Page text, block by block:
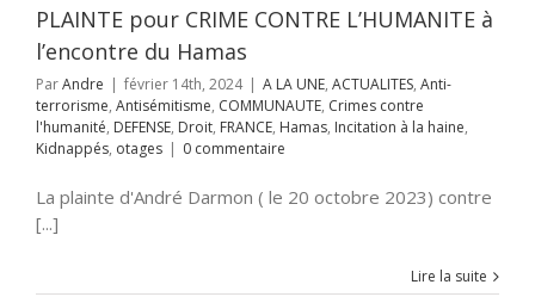
à la haine
otages
PLAINTE pour CRIME CONTRE L’HUMANITE à
l’encontre du Hamas
ParAndre | février 14th, 2024 | A LA UNE, ACTUALITES, Anti-
terrorisme, Antisémitisme, COMMUNAUTE, Crimes contre
l'humanité, DEFENSE, Droit, FRANCE, Hamas, Incitation à la haine,
Kidnappés, otages | 0 commentaire
La plainte d'André Darmon ( le 20 octobre 2023) contre
[...]
Lire la suite